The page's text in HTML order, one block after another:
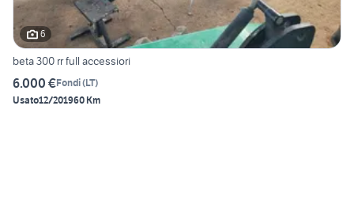
6
beta 300 rr full accessiori
6.000 €Fondi(LT)
Usato12/201960 Km